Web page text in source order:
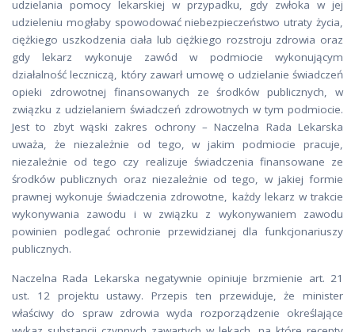
udzielania pomocy lekarskiej w przypadku, gdy zwłoka w jej
udzieleniu mogłaby spowodować niebezpieczeństwo utraty życia,
ciężkiego uszkodzenia ciała lub ciężkiego rozstroju zdrowia oraz
gdy lekarz wykonuje zawód w podmiocie wykonującym
działalność leczniczą, który zawarł umowę o udzielanie świadczeń
opieki zdrowotnej finansowanych ze środków publicznych, w
związku z udzielaniem świadczeń zdrowotnych w tym podmiocie.
Jest to zbyt wąski zakres ochrony – Naczelna Rada Lekarska
uważa, że niezależnie od tego, w jakim podmiocie pracuje,
niezależnie od tego czy realizuje świadczenia finansowane ze
środków publicznych oraz niezależnie od tego, w jakiej formie
prawnej wykonuje świadczenia zdrowotne, każdy lekarz w trakcie
wykonywania zawodu i w związku z wykonywaniem zawodu
powinien podlegać ochronie przewidzianej dla funkcjonariuszy
publicznych.
Naczelna Rada Lekarska negatywnie opiniuje brzmienie art. 21
ust. 12 projektu ustawy. Przepis ten przewiduje, że minister
właściwy do spraw zdrowia wyda rozporządzenie określające